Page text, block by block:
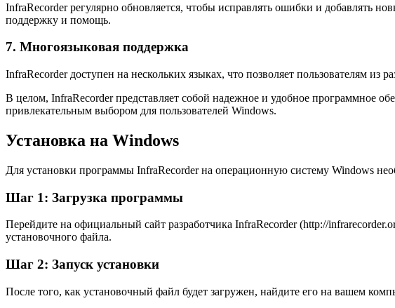
InfraRecorder регулярно обновляется, чтобы исправлять ошибки и добавлять
поддержку и помощь.
7. Многоязыковая поддержка
InfraRecorder доступен на нескольких языках, что позволяет пользователям из
В целом, InfraRecorder представляет собой надежное и удобное программное
привлекательным выбором для пользователей Windows.
Установка на Windows
Для установки программы InfraRecorder на операционную систему Windows
Шаг 1: Загрузка программы
Перейдите на официальный сайт разработчика InfraRecorder (http://
установочного файла.
Шаг 2: Запуск установки
После того, как установочный файл будет загружен, найдите его на вашем